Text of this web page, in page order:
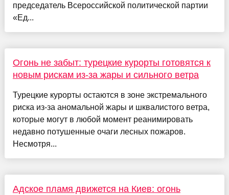
председатель Всероссийской политической партии
«Ед...
Огонь не забыт: турецкие курорты готовятся к
новым рискам из-за жары и сильного ветра
Турецкие курорты остаются в зоне экстремального
риска из-за аномальной жары и шквалистого ветра,
которые могут в любой момент реанимировать
недавно потушенные очаги лесных пожаров.
Несмотря...
Адское пламя движется на Киев: огонь